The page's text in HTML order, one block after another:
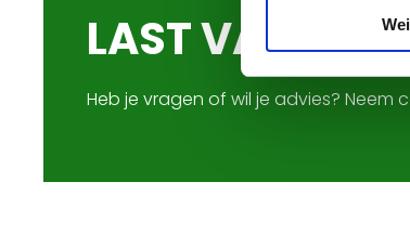
LAST VAN
Heb je vragen of wil je advies?